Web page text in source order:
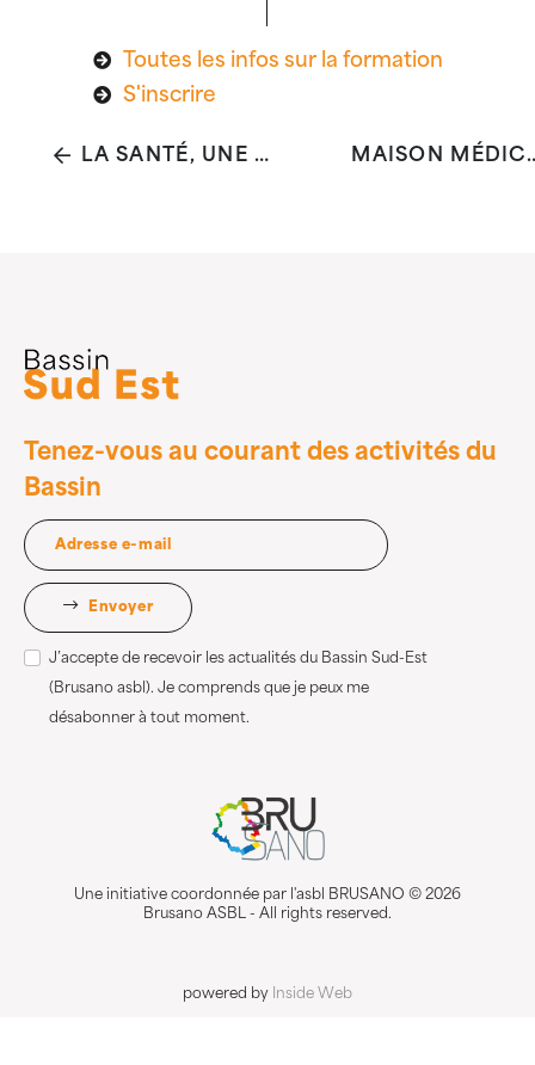
Toutes les infos sur la formation
S'inscrire
LA SANTÉ, UNE RESSOURCE POUR CHACUN·E ET L'AFFAIRE DE TOUT·ES ? MAISON MÉDICALE
Tenez-vous au courant des activités du
Bassin
Envoyer
J’accepte de recevoir les actualités du Bassin Sud-Est
(Brusano asbl). Je comprends que je peux me
désabonner à tout moment.
Une initiative coordonnée par l'asbl BRUSANO © 2026
Brusano ASBL - All rights reserved.
powered by Inside Web